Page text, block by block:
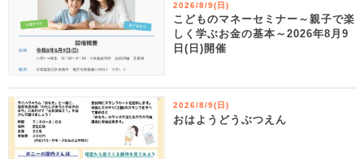
2026/8/9(日)
こどものマネーセミナー～親子で楽
しく学ぶお金の基本～2026年8月9
日(日)開催
2026/8/9(日)
おはようどうぶつえん